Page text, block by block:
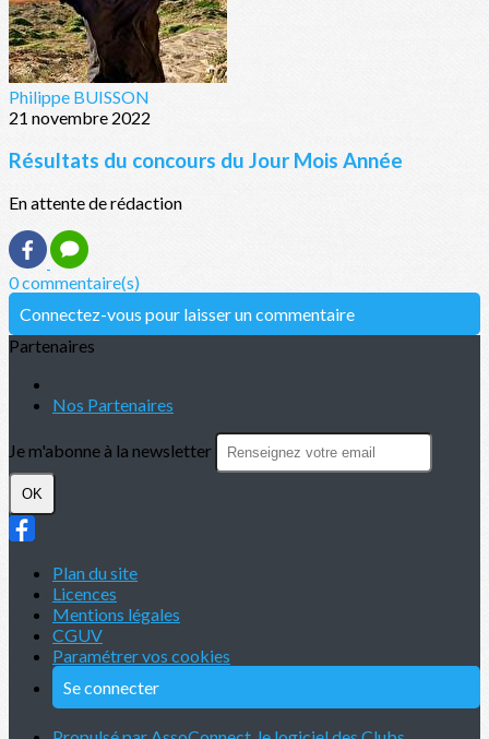
Philippe BUISSON
21 novembre 2022
Résultats du concours du Jour Mois Année
En attente de rédaction
0 commentaire(s)
Connectez-vous pour laisser un commentaire
Partenaires
Nos Partenaires
Je m'abonne à la newsletter
OK
Plan du site
Licences
Mentions légales
CGUV
Paramétrer vos cookies
Se connecter